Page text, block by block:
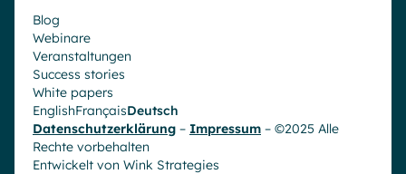
Blog
Webinare
Veranstaltungen
Success stories
White papers
EnglishFrançaisDeutsch
Datenschutzerklärung – Impressum – ©2025 Alle
Rechte vorbehalten
Entwickelt von Wink Strategies